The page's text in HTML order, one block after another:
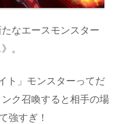
なエースモンスター
。
ト」モンスターってだ
ク召喚すると相手の場
強すぎ！